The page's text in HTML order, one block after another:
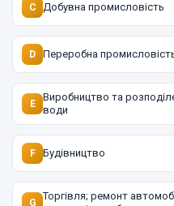
C Добувна промисловість
D Переробна
E
Виробництво та
води
F Будівництво
G
Торгівля; ремонт